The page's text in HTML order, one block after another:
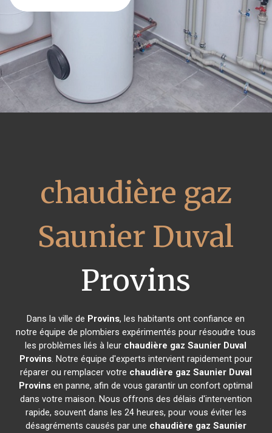
chaudière gaz
Saunier Duval
Provins
Dans la ville de Provins, les habitants ont confiance en
notre équipe de plombiers expérimentés pour résoudre tous
les problèmes liés à leur chaudière gaz Saunier Duval
Provins. Notre équipe d'experts intervient rapidement pour
réparer ou remplacer votre chaudière gaz Saunier Duval
Provins en panne, afin de vous garantir un confort optimal
dans votre maison. Nous offrons des délais d'intervention
rapide, souvent dans les 24 heures, pour vous éviter les
désagréments causés par une chaudière gaz Saunier